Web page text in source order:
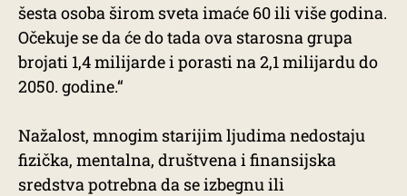
šesta osoba širom sveta imaće 60 ili više godina.
Očekuje se da će do tada ova starosna grupa
brojati 1,4 milijarde i porasti na 2,1 milijardu do
2050. godine.“
Nažalost, mnogim starijim ljudima nedostaju
fizička, mentalna, društvena i finansijska
sredstva potrebna da se izbegnu ili